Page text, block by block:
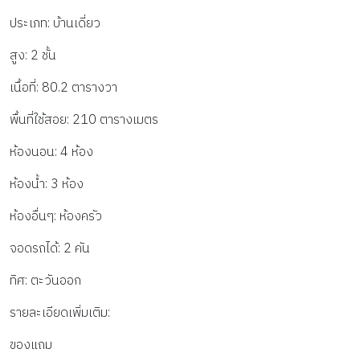
ประเภท: บ้านเดี่ยว
สูง: 2 ชั้น
เนื้อที่: 80.2 ตารางวา
พื้นที่ใช้สอย: 210 ตารางเมตร
ห้องนอน: 4 ห้อง
ห้องน้ำ: 3 ห้อง
ห้องอื่นๆ: ห้องครัว
จอดรถได้: 2 คัน
ทิศ: ตะวันออก
รายละเอียดเพิ่มเติม:
ของแถม